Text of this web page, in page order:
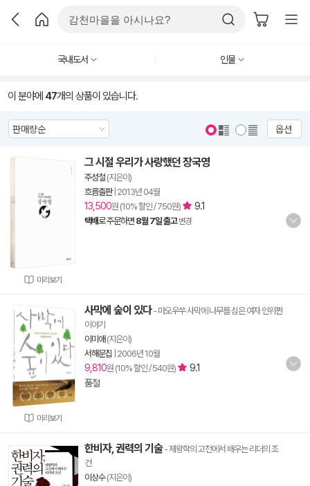
국내도서 인물
이 분야에 47개의 상품이 있습니다.
옵션
미리보기
그 시절 우리가 사랑했던 장국영
주성철 (지은이)
흐름출판| 2013년 04월
13,500원 (10% 할인 / 750원) 9.1
택배로 주문하면 8월 7일 출고 변경
미리보기
사막에 숲이 있다- 마오우쑤 사막에 나무를 심은 여자 인위쩐
이야기
이미애 (지은이)
서해문집 2006년 10월
9,810원 (10% 할인 / 540원)
9.1
품절
한비자, 권력의 기술- 제왕학의 고전에서 배우는 리더의 조
건
이상수(지은이)